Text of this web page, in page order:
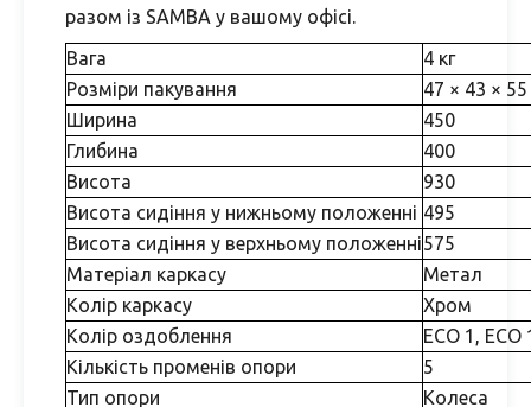
разом із SAMBA у вашому офісі.
Вага
4 кг
Розміри пакування
47 × 43 ×
Ширина
450
Глибина
400
Висота
930
Висота сидіння у нижньому положенні 495
Висота сидіння у верхньому положенні575
Матеріал каркасу
Метал
Колір каркасу
Хром
Колір оздоблення
ECO 1, ECO
Кількість променів опори
5
Тип опори
Колеса